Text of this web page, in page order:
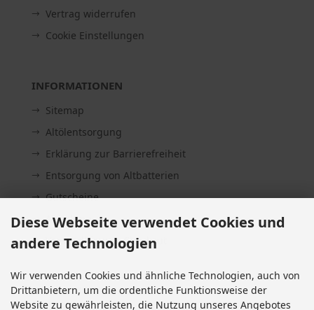
Vertrag widerrufen
Cookie Einstellungen
INFORMATIONEN
Sitemap
Altölentsorgung
Erklärung zur Barrierefreiheit
Entsorgung von Altbatterien
Gutscheine
Abholung
Versandhinweis Checkout
ZAHLUNGSMETHODEN
Diese Webseite verwendet Cookies und
andere Technologien
Wir verwenden Cookies und ähnliche Technologien, auch von
Drittanbietern, um die ordentliche Funktionsweise der
Website zu gewährleisten, die Nutzung unseres Angebotes